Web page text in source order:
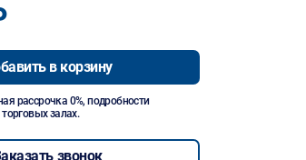
в корзину
рассрочка 0%, подробности
залах.
звонок